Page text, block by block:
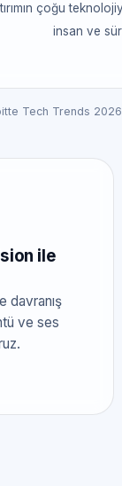
çoğu
insan ve
Tech Trends
ile
davranış
ve ses